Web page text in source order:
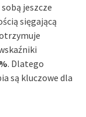
jeszcze
sięgającą
. Dlatego
są kluczowe dla